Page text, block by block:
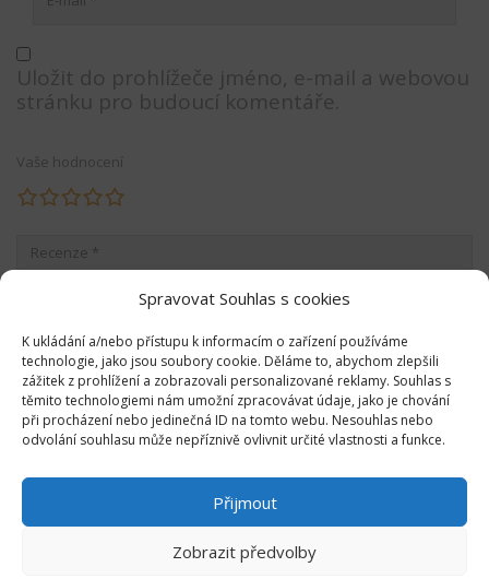
Spravovat Souhlas s cookies
K ukládání a/nebo přístupu k informacím o zařízení používáme
technologie, jako jsou soubory cookie. Děláme to, abychom zlepšili
zážitek z prohlížení a zobrazovali personalizované reklamy. Souhlas s
těmito technologiemi nám umožní zpracovávat údaje, jako je chování
při procházení nebo jedinečná ID na tomto webu. Nesouhlas nebo
odvolání souhlasu může nepříznivě ovlivnit určité vlastnosti a funkce.
Přijmout
Zobrazit předvolby
Uložit do prohlížeče jméno, e-mail a webovou
stránku pro budoucí komentáře.
Vaše hodnocení
Copyright © by Ateliér v továrně 2017